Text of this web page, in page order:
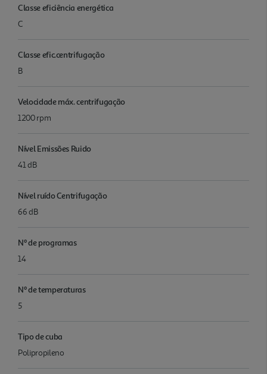
Classe eficiência energética
C
Classe efic.centrifugação
B
Velocidade máx. centrifugação
1200 rpm
Nível Emissões Ruido
41 dB
Nível ruído Centrifugação
66 dB
Nº de programas
14
Nº de temperaturas
5
Tipo de cuba
Polipropileno